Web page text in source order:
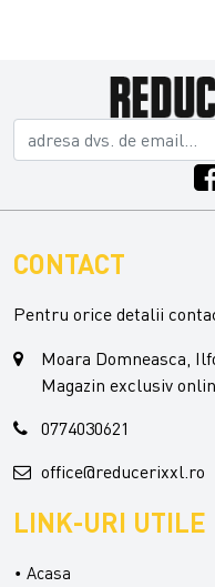
CONTACT
Pentru orice detalii
Moara Domneasca,
Magazin exclusiv
0774030621
office@reducerixxl.ro
LINK-URI UTILE
Acasa